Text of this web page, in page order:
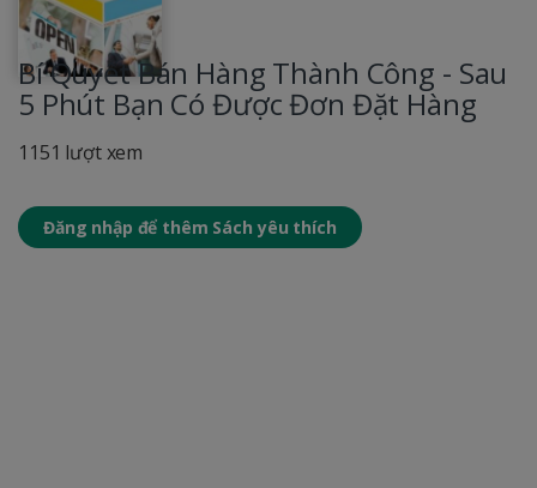
Bí Quyết Bán Hàng Thành Công - Sau
5 Phút Bạn Có Được Đơn Đặt Hàng
1151 lượt xem
Đăng nhập để thêm Sách yêu thích